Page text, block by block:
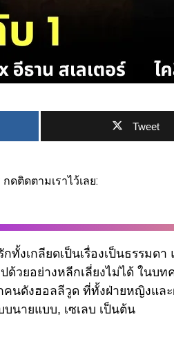
Tweet
ติดตามเราไว้เลย:
ทั้งเกลียดเป็นเรื่องเป็นธรรมด
วยอย่างหลีกเลี่ยงไม่ได้ ในบท
นดังฮอลลีวูด ที่ทั้งฝ่ายหญิงและ
นายแบบ, เซเลบ เป็นต้น